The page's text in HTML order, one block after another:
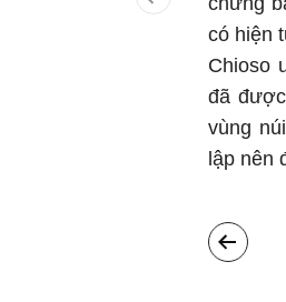
có hiện
Chioso
đã
vùng
lập nên